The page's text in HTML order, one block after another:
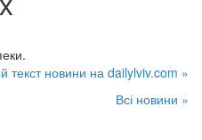
текст новини на dailylviv.com »
Всі новини »